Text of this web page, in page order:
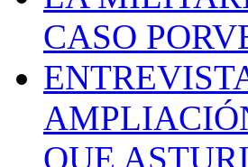
CASO
QUE